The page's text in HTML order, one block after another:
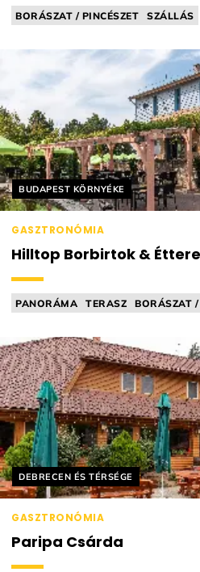
BORÁSZAT / PINCÉSZET
SZÁLLÁS
SZŐLŐBIRTOK
Helyszín címkék:
BUDAPEST KÖRNYÉKE
GASZTRONÓMIA
Hilltop Borbirtok &
PANORÁMA TERASZ BORÁSZAT /
Helyszín címkék:
DEBRECEN ÉS TÉRSÉGE
GASZTRONÓMIA
Paripa Csárda